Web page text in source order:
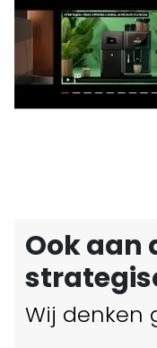
Ook aan
Wij denken